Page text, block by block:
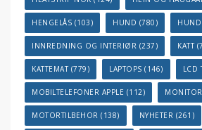
HENGELÅS (103) HUND (780)
INNREDNING OG INTERIØR (237) KATT
KATTEMAT(779) LAPTOPS (146) LCD
MOBILTELEFONER APPLE (112)
MOTORTILBEHOR (138) NYHETER (261)